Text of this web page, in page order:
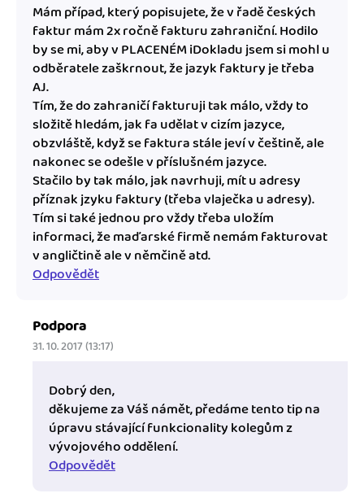
Mám případ, který popisujete, že v řadě českých
faktur mám 2x ročně fakturu zahraniční. Hodilo
by se mi, aby v PLACENÉM iDokladu jsem si mohl u
odběratele zaškrnout, že jazyk faktury je třeba
AJ.
Tím, že do zahraničí fakturuji tak málo, vždy to
složitě hledám, jak fa udělat v cizím jazyce,
obzvláště, když se faktura stále jeví v češtině, ale
nakonec se odešle v příslušném jazyce.
Stačilo by tak málo, jak navrhuji, mít u adresy
příznak jzyku faktury (třeba vlaječka u adresy).
Tím si také jednou pro vždy třeba uložím
informaci, že maďarské firmě nemám fakturovat
v angličtině ale v němčině atd.
Odpovědět
Podpora
31. 10. 2017 (13:17)
Dobrý den,
děkujeme za Váš námět, předáme tento tip na
úpravu stávající funkcionality kolegům z
vývojového oddělení.
Odpovědět